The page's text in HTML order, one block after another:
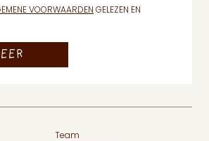
VOORWAARDEN GELEZEN EN
Team